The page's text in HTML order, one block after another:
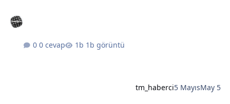
0 cevap 1b görüntü
tm_haberci5 MayısMay 5